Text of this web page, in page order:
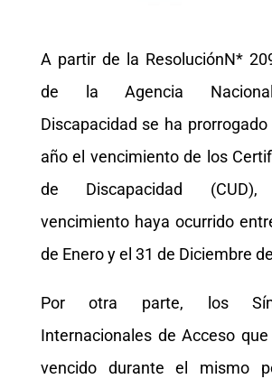
A partir de la ResoluciónN*
de la Agencia
Discapacidad se ha prorrogado
año el vencimiento de los
de Discapacidad
vencimiento haya ocurrido
de Enero y el 31 de Diciembre
Por otra parte, los
Internacionales de Acceso
vencido durante el mismo